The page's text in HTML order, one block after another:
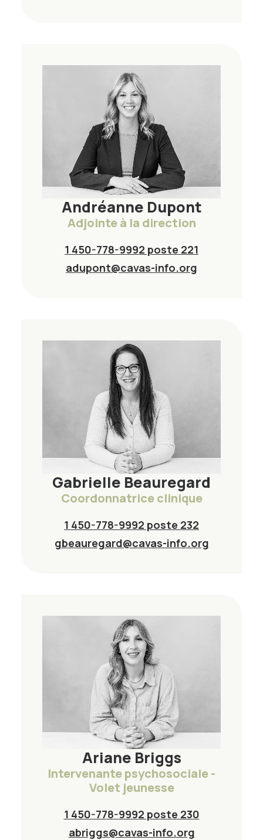
Andréanne Dupont
Adjointe à la direction
1 450-778-9992 poste 221
adupont@cavas-info.org
Gabrielle Beauregard
Coordonnatrice clinique
1 450-778-9992 poste 232
gbeauregard@cavas-info.org
Ariane Briggs
Intervenante psychosociale -
Volet jeunesse
1 450-778-9992 poste 230
abriggs@cavas-info.org